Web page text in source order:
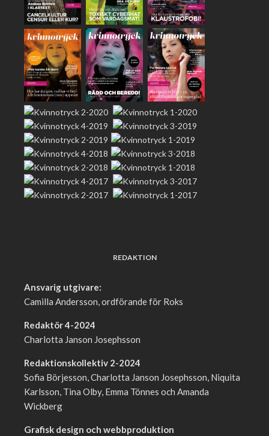
REDAKTION
Ansvarig utgivare:
Camilla Andersson, ordförande för Roks
Redaktör 4-2024
Charlotta Janson Josephsson
Redaktionskollektiv 2-2024
Sofia Börjesson, Charlotta Janson Josephsson, Niquita
Karlsson, Tina Olby, Emma Tönnes och Amanda
Wickberg
Grafisk design och webbproduktion